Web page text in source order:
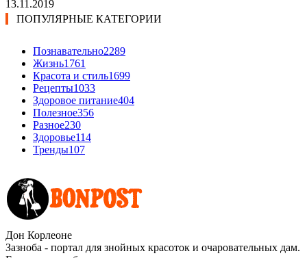
13.11.2019
ПОПУЛЯРНЫЕ КАТЕГОРИИ
Познавательно2289
Жизнь1761
Красота и стиль1699
Рецепты1033
Здоровое питание404
Полезное356
Разное230
Здоровье114
Тренды107
Дон Корлеоне
Зазноба - портал для знойных красоток и очаровательных дам.